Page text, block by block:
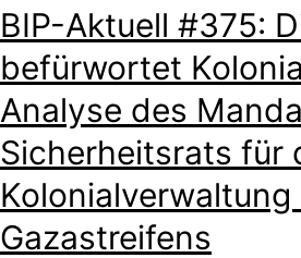
BIP-Aktuell #375:
befürwortet
Analyse des
Sicherheitsrats für
Kolonialverwaltung
Gazastreifens